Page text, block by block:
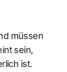
müssen
sein,
ist.